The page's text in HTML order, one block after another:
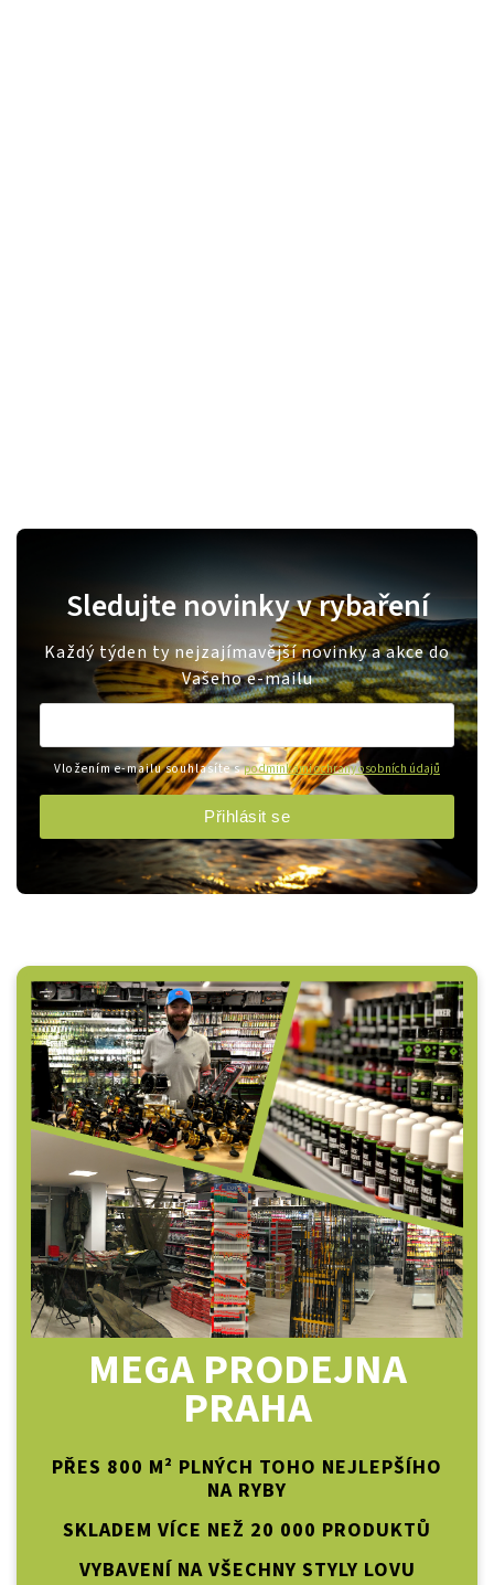
MEGA PRODEJNA
PRAHA
PŘES 800 M² PLNÝCH TOHO NEJLEPŠÍHO
NA RYBY
SKLADEM VÍCE NEŽ 20 000 PRODUKTŮ
VYBAVENÍ NA VŠECHNY STYLY LOVU
Sledujte novinky v rybaření
Každý týden ty nejzajímavější novinky a akce do
Vašeho e-mailu
Vložením e-mailu souhlasíte spodmínkami ochrany osobních údajů
Přihlásit se